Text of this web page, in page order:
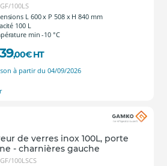
100LS
L 600 x P 508 x H 840 mm
100 L
min -10 °C
,00€ HT
à partir du 04/09/2026
de verres inox 100L, porte
- charnières gauche
100LSCS